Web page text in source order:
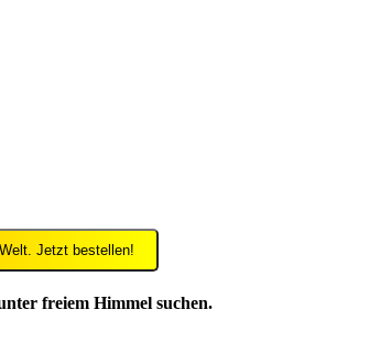
Jetzt bestellen!
freiem Himmel suchen.